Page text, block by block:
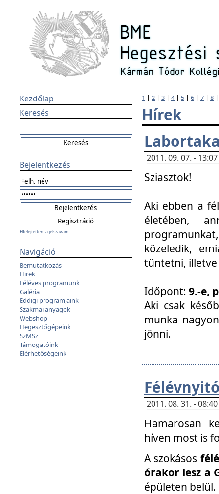
Kezdőlap
Keresés
Bejelentkezés
Elfelejtettem a jelszavam...
Navigáció
Bemutatkozás
Hírek
Féléves programunk
Galéria
Eddigi programjaink
Szakmai anyagok
Webshop
Hegesztőgépeink
SzMSz
Támogatóink
Elérhetőségeink
1 | 2 | 3 | 4| 5 | 6 | 7 | 8
Hírek
2011. 09. 07. -
Sziasztok!
Aki ebben a
életében,
közeledik,
tüntetni, illetve
Időpont: 9.-e,
Aki csak
munka
jönni.
2011. 08. 31. -
Hamarosan
híven most is
A szokásos
órakor lesz a
épületen belül.